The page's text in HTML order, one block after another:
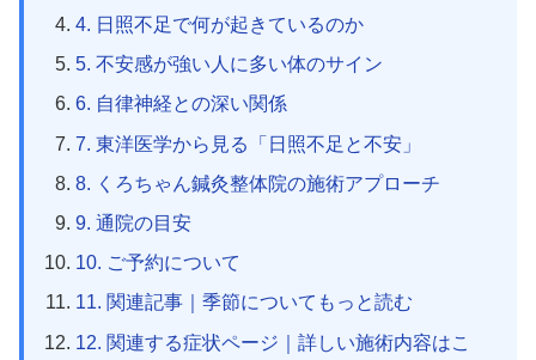
4. 日照不足で何が起きているのか
5. 不安感が強い人に多い体のサイン
6. 自律神経との深い関係
7. 東洋医学から見る「日照不足と不安」
8. くろちゃん鍼灸整体院の施術アプローチ
9. 通院の目安
10. ご予約について
11. 関連記事｜季節についてもっと読む
12. 関連する症状ページ｜詳しい施術内容はこ